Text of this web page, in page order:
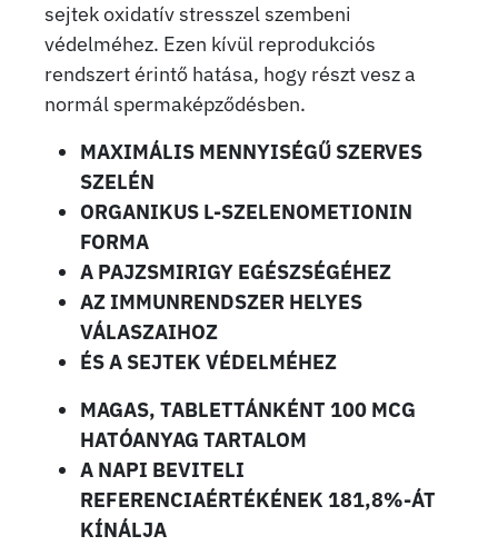
sejtek oxidatív stresszel szembeni
védelméhez. Ezen kívül reprodukciós
rendszert érintő hatása, hogy részt vesz a
normál spermaképződésben.
MAXIMÁLIS MENNYISÉGŰ SZERVES
SZELÉN
ORGANIKUS L-SZELENOMETIONIN
FORMA
A PAJZSMIRIGY EGÉSZSÉGÉHEZ
AZ IMMUNRENDSZER HELYES
VÁLASZAIHOZ
ÉS A SEJTEK VÉDELMÉHEZ
MAGAS, TABLETTÁNKÉNT 100 MCG
HATÓANYAG TARTALOM
A NAPI BEVITELI
REFERENCIAÉRTÉKÉNEK 181,8%-ÁT
KÍNÁLJA